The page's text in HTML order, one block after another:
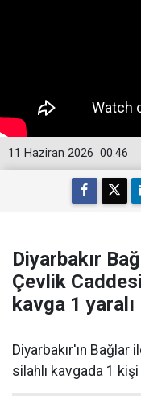
00:46
11 Haziran 2026
Diyarbakır
Çevlik
kavga 1 yaralı
Diyarbakır'ın Bağlar
silahlı kavgada 1 kişi